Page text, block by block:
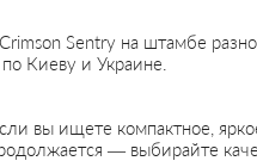
Sentry на штамбе
Киеву и Украине.
вы ищете компактное,
— выбирайте